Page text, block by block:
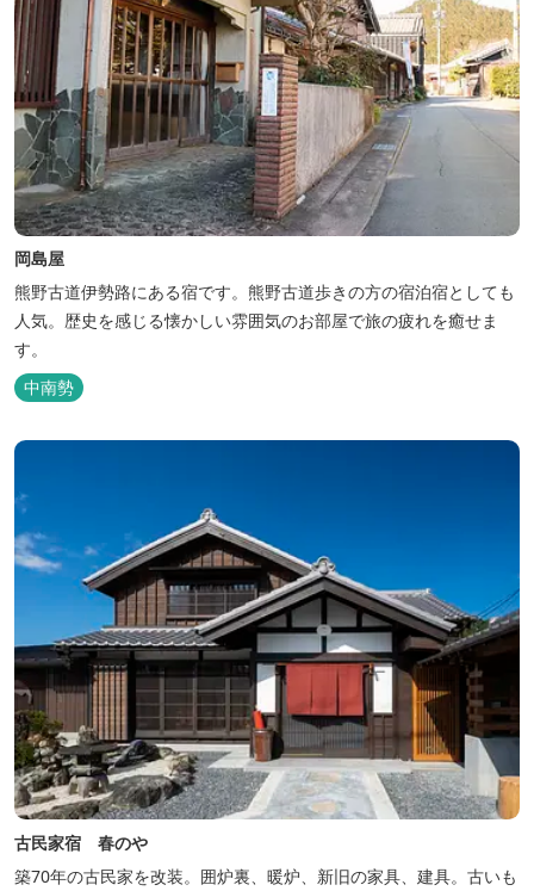
岡島屋
熊野古道伊勢路にある宿です。熊野古道歩きの方の宿泊宿としても
人気。歴史を感じる懐かしい雰囲気のお部屋で旅の疲れを癒せま
す。
中南勢
古民家宿 春のや
築70年の古民家を改装。囲炉裏、暖炉、新旧の家具、建具。古いも